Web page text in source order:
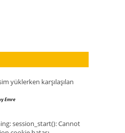
yüklerken karşılaşılan
Emre
session_start(): Cannot